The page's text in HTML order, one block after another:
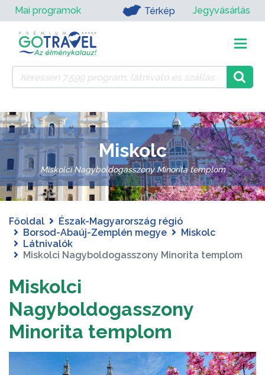
Mai programok Térkép Jegyvásárlás
Miskolc
Miskolci Nagyboldogasszony Minorita templom
Főoldal
Észak-Magyarország régió
Borsod-Abaúj-Zemplén megye
Miskolc
Látnivalók
Miskolci Nagyboldogasszony Minorita templom
Miskolci
Nagyboldogasszony
Minorita templom